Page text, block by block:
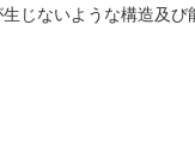
じないような構造及び